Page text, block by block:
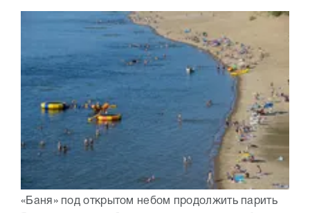
«Баня» под открытом небом продолжить парить